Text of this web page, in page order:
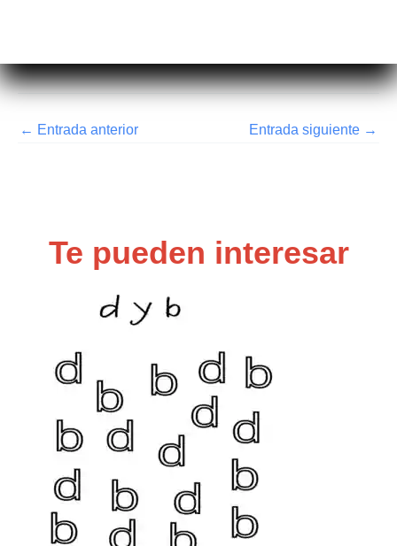
← Entrada anterior Entrada siguiente →
Te pueden interesar